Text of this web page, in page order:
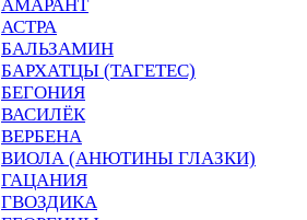
АМАРАНТ
АСТРА
БАЛЬЗАМИН
БАРХАТЦЫ (ТАГЕТЕС)
БЕГОНИЯ
ВАСИЛЁК
ВЕРБЕНА
ВИОЛА (АНЮТИНЫ ГЛАЗКИ)
ГАЦАНИЯ
ГВОЗДИКА